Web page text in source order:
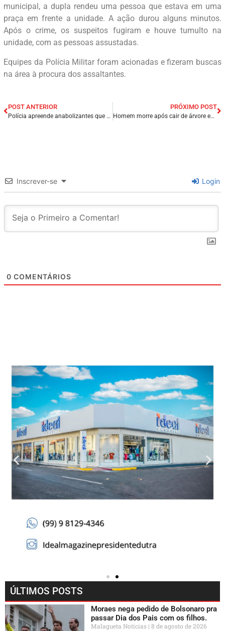
municipal, a dupla rendeu uma pessoa que estava em uma
praça em frente a unidade. A ação durou alguns minutos.
Após o crime, os suspeitos fugiram e houve tumulto na
unidade, com as pessoas assustadas.
Equipes da Polícia Militar foram acionadas e fizeram buscas
na área à procura dos assaltantes.
POST ANTERIOR
Polícia apreende anabolizantes que seriam vendidos em São Luís
PRÓXIMO POST
Homem morre após cair de árvore em quintal de residência na Zona Leste de Teresina/PI.
Inscrever-se Login
0 COMENTÁRIOS
ÚLTIMOS POSTS
Moraes nega pedido de Bolsonaro pra
passar Dia dos Pais com os filhos.
Malagueta Notícias 8 de agosto de 2026